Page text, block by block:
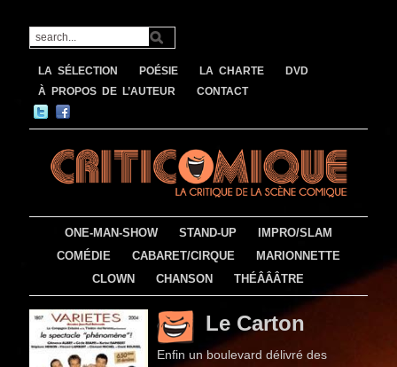
LA SÉLECTION POÉSIE LA CHARTE
DVD
À PROPOS DE L’AUTEUR
CONTACT
ONE-MAN-SHOW STAND-UP
IMPRO/SLAM
COMÉDIE
CABARET/CIRQUE
MARIONNETTE
CLOWN
CHANSON THÉÂÂÂTRE
Le Carton
Enfin un boulevard délivré des